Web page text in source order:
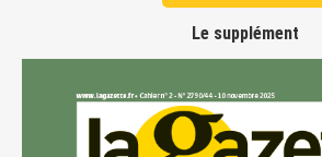
Le supplément